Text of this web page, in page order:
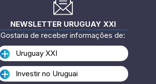
NEWSLETTER URUGUAY XXI
Gostaria de receber informações de:
Uruguay XXI
Investir no Uruguai